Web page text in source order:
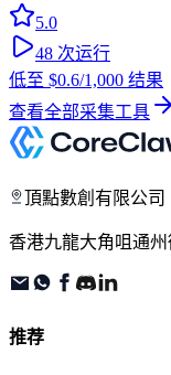
5.0
48 次运行
低至 $0.6/1,000 结果
查看全部采集工具
頂點數創有限公司
香港九龍大角咀通
推荐